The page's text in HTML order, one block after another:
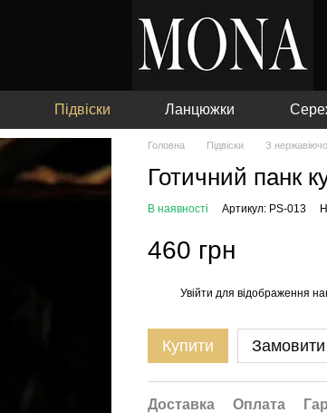
Підвіски Ланцюжки
Головна Підвіски З
Готичний панк
В наявності Артикул: PS-013
460 грн
Увійти для відображення
Купити
Доставка Оплата